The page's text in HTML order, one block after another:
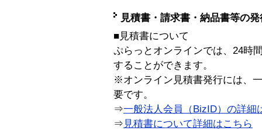
見積書・請求書・納品書等の
■見積書について
ぷらっとオンラインでは、24時
することができます。
※オンライン見積書発行には、
要です。
⇒一般法人会員（BizID）の詳細
⇒ 見積書について詳細はこちら